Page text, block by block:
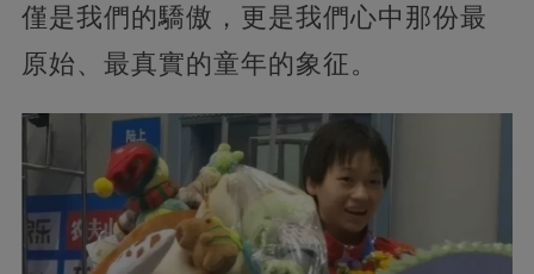
僅是我們的驕傲， 更是我們心中那份最
原始、最真實的童年的象征。